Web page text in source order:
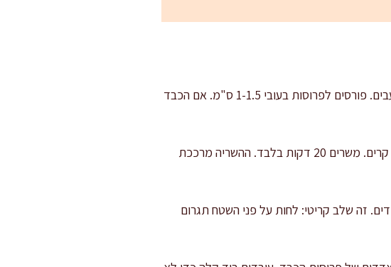
מנקים ופורסים: מניחים את הכבד על קרש ומסירים בעדינות גידים גלויים או קרומים עבים. פורסים לפרוסות בעובי 1-1.5 ס"מ. אם הכבד
השריה קצרה לאיזון טעמים: שמים את הפרוסות בקערה ויוצקים 400 מ"ל חלב או מים קרים. משרים 20 דקות בלבד. ההשריה מרככת
זה שלב קריטי: לחות על פני השטח תגרום